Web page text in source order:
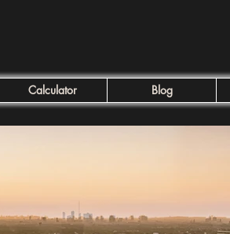
Calculator Blog